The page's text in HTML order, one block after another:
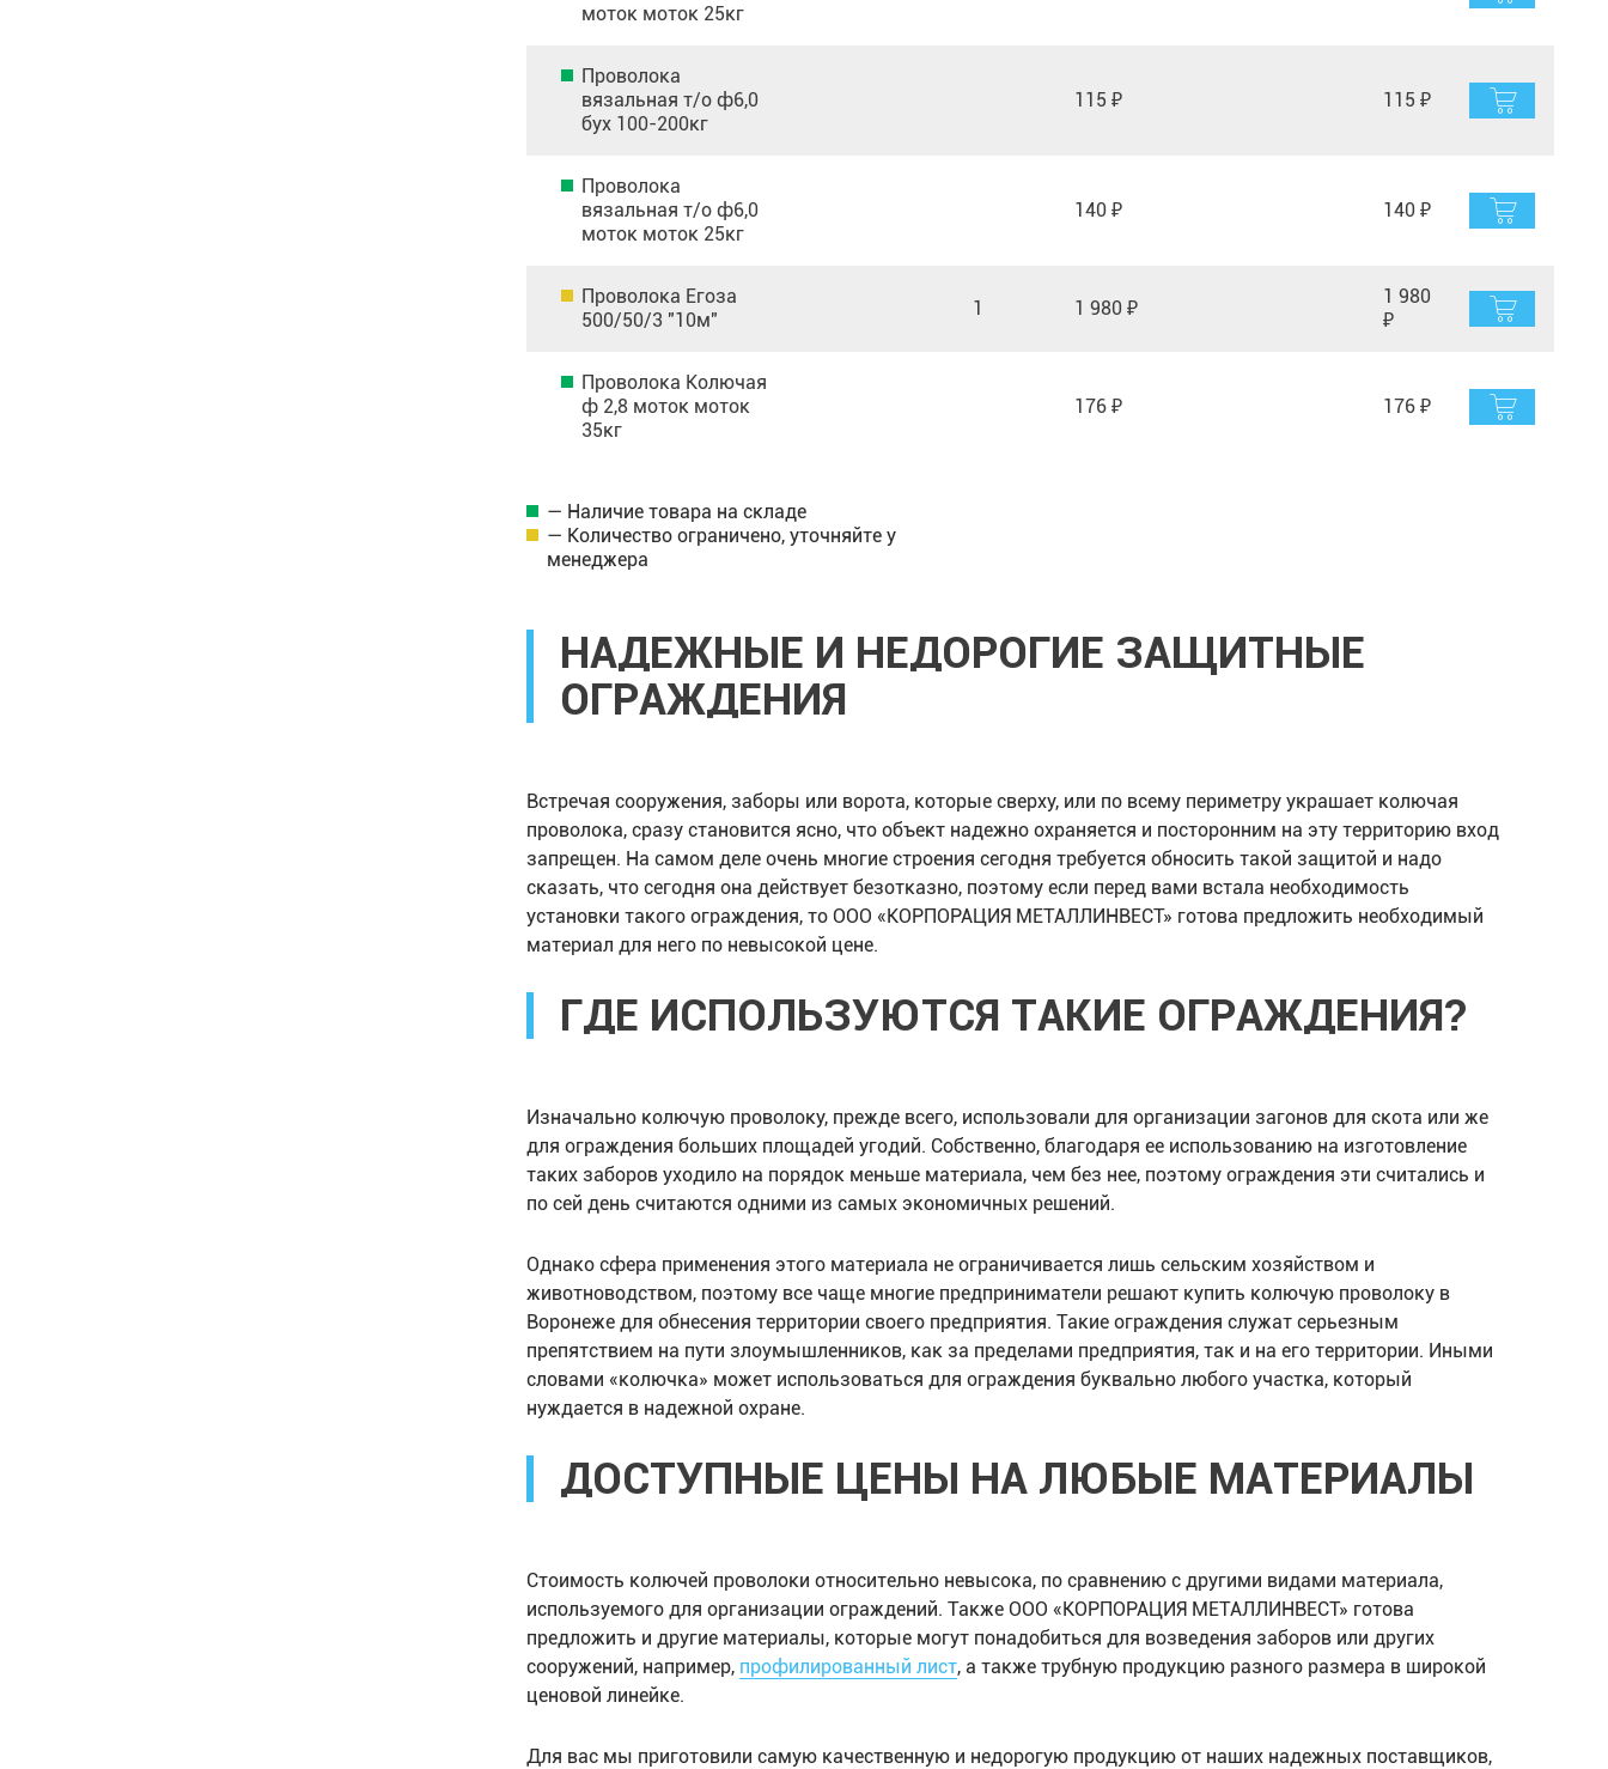
моток моток 25кг
Проволока
вязальная т/о ф6,0
бух 100-200кг
115 ₽ 115 ₽
Проволока
вязальная т/о ф6,0
моток моток 25кг
140 ₽ 140 ₽
Проволока Егоза
500/50/3 "10м"
1 1 980 ₽
1 980
₽
Проволока Колючая
ф 2,8 моток моток
35кг
176 ₽ 176 ₽
— Наличие товара на складе
— Количество ограничено, уточняйте у
менеджера
НАДЕЖНЫЕ И НЕДОРОГИЕ ЗАЩИТНЫЕ
ОГРАЖДЕНИЯ
Встречая сооружения, заборы или ворота, которые сверху, или по всему периметру украшает колючая
проволока, сразу становится ясно, что объект надежно охраняется и посторонним на эту территорию вход
запрещен. На самом деле очень многие строения сегодня требуется обносить такой защитой и надо
сказать, что сегодня она действует безотказно, поэтому если перед вами встала необходимость
установки такого ограждения, то ООО «КОРПОРАЦИЯ МЕТАЛЛИНВЕСТ» готова предложить необходимый
материал для него по невысокой цене.
ГДЕ ИСПОЛЬЗУЮТСЯ ТАКИЕ ОГРАЖДЕНИЯ?
Изначально колючую проволоку, прежде всего, использовали для организации загонов для скота или же
для ограждения больших площадей угодий. Собственно, благодаря ее использованию на изготовление
таких заборов уходило на порядок меньше материала, чем без нее, поэтому ограждения эти считались и
по сей день считаются одними из самых экономичных решений.
Однако сфера применения этого материала не ограничивается лишь сельским хозяйством и
животноводством, поэтому все чаще многие предприниматели решают купить колючую проволоку в
Воронеже для обнесения территории своего предприятия. Такие ограждения служат серьезным
препятствием на пути злоумышленников, как за пределами предприятия, так и на его территории. Иными
словами «колючка» может использоваться для ограждения буквально любого участка, который
нуждается в надежной охране.
ДОСТУПНЫЕ ЦЕНЫ НА ЛЮБЫЕ МАТЕРИАЛЫ
Стоимость колючей проволоки относительно невысока, по сравнению с другими видами материала,
используемого для организации ограждений. Также ООО «КОРПОРАЦИЯ МЕТАЛЛИНВЕСТ» готова
предложить и другие материалы, которые могут понадобиться для возведения заборов или других
сооружений, например, профилированный лист, а также трубную продукцию разного размера в широкой
ценовой линейке.
Для вас мы приготовили самую качественную и недорогую продукцию от наших надежных поставщиков,